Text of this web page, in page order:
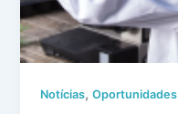
Notícias,Oportunidades